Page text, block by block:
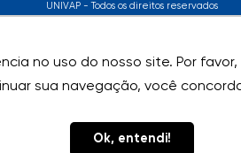
no uso do nosso site. Por
sua navegação, você
Ok, entendi!
no uso do nosso site. Por
sua navegação, você
Ok, entendi!
UNIVAP - Todos os direitos reservados